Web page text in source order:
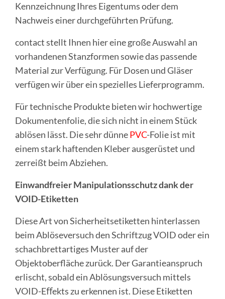
Kennzeichnung Ihres Eigentums oder dem
Nachweis einer durchgeführten Prüfung.
contact stellt Ihnen hier eine große Auswahl an
vorhandenen Stanzformen sowie das passende
Material zur Verfügung. Für Dosen und Gläser
verfügen wir über ein spezielles Lieferprogramm.
Für technische Produkte bieten wir hochwertige
Dokumentenfolie, die sich nicht in einem Stück
ablösen lässt. Die sehr dünnePVC-Folie ist mit
einem stark haftenden Kleber ausgerüstet und
zerreißt beim Abziehen.
Einwandfreier Manipulationsschutz dank der
VOID-Etiketten
Diese Art von Sicherheitsetiketten hinterlassen
beim Ablöseversuch den Schriftzug VOID oder ein
schachbrettartiges Muster auf der
Objektoberfläche zurück. Der Garantieanspruch
erlischt, sobald ein Ablösungsversuch mittels
VOID-Eﬀekts zu erkennen ist. Diese Etiketten